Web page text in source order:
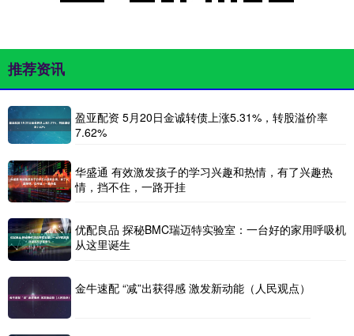
推荐资讯
盈亚配资 5月20日金诚转债上涨5.31%，转股溢价率
7.62%
华盛通 有效激发孩子的学习兴趣和热情，有了兴趣热
情，挡不住，一路开挂
优配良品 探秘BMC瑞迈特实验室：一台好的家用呼吸机
从这里诞生
金牛速配 “减”出获得感 激发新动能（人民观点）